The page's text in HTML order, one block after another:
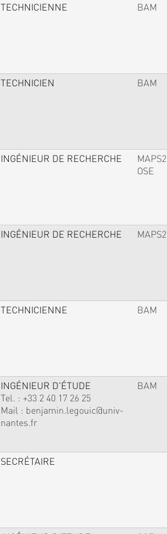
TECHNICIENNE BAM
TECHNICIEN BAM
INGÉNIEUR DE RECHERCHE
MAPS2
OSE
INGÉNIEUR DE RECHERCHE MAPS2
TECHNICIENNE BAM
INGÉNIEUR D'ÉTUDE
Tel. : +33 2 40 17 26 25
Mail : benjamin.legouic@univ-
nantes.fr
BAM
SECRÉTAIRE